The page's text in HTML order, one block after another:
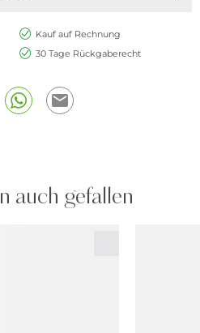
Kauf auf Rechnung
30 Tage Rückgaberecht
auch gefallen